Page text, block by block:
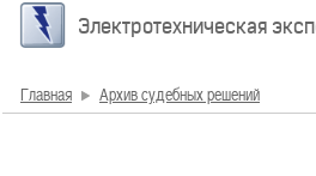
Электротехническая
Главная Архив судебных решений